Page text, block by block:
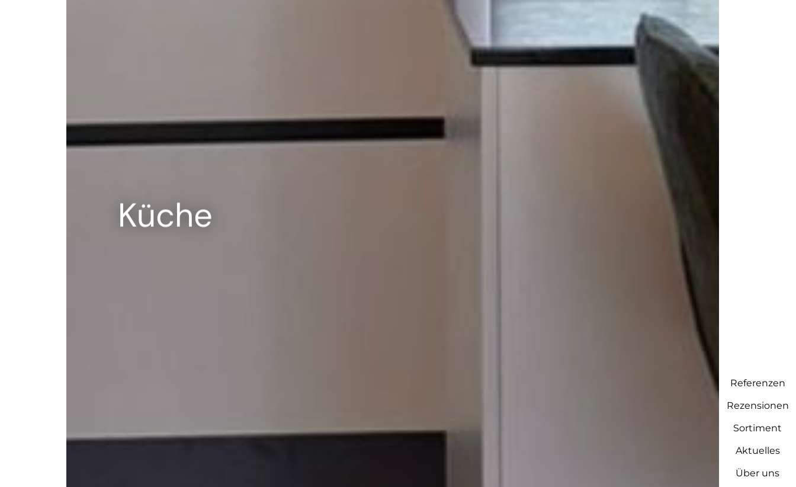
Referenzen
Rezensionen
Sortiment
Aktuelles
Über uns
Küche